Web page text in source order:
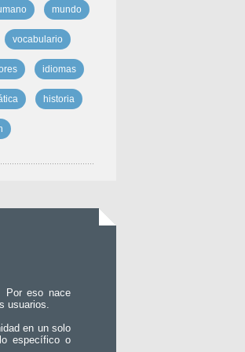
mundo
vocabulario
idiomas
historia
Por eso nace
usuarios.
en un solo
específico o